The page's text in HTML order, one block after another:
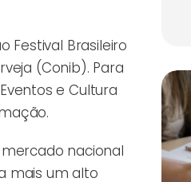
Festival Brasileiro
(Conib). Para
e Cultura
nacional
mais um alto